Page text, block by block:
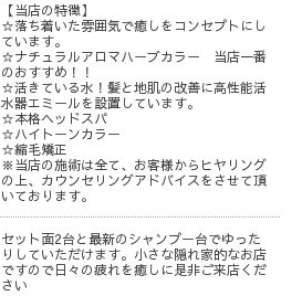
【当店の特徴】
☆落ち着いた雰囲気で癒しをコンセプトにし
ています。
☆ナチュラルアロマハーブカラー 当店一番
のおすすめ！！
☆活きている水！髪と地肌の改善に高性能活
水器エミールを設置しています。
☆本格ヘッドスパ
☆ハイトーンカラー
☆縮毛矯正
※当店の施術は全て、お客様からヒヤリング
の上、カウンセリングアドバイスをさせて頂
いております。
セット面2台と最新のシャンプー台でゆった
りしていただけます。小さな隠れ家的なお店
ですので日々の疲れを癒しに是非ご来店くだ
さい